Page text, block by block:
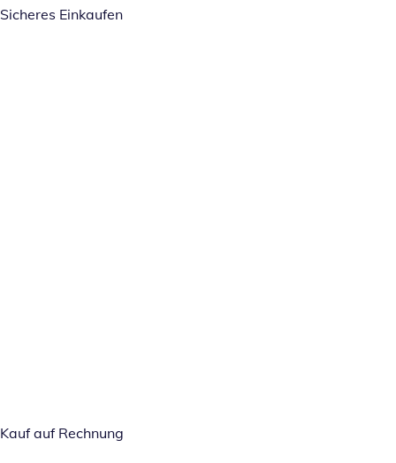
Sicheres Einkaufen
Kauf auf Rechnung